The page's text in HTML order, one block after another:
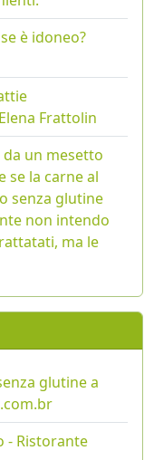
è idoneo?
Frattolin
un mesetto
se la carne al
senza glutine
non intendo
ma le
glutine a
- Ristorante